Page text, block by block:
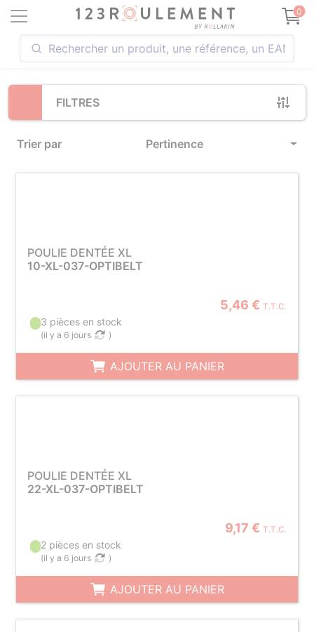
0
FILTRES
Trier par Pertinence
Loading...
POULIE DENTÉE XL
10-XL-037-OPTIBELT
5,46 € T.T.C.
3 pièces en stock
(il y a 6 jours )
AJOUTER AU PANIER
POULIE DENTÉE XL
22-XL-037-OPTIBELT
9,17 € T.T.C.
2 pièces en stock
(il y a 6 jours )
AJOUTER AU PANIER